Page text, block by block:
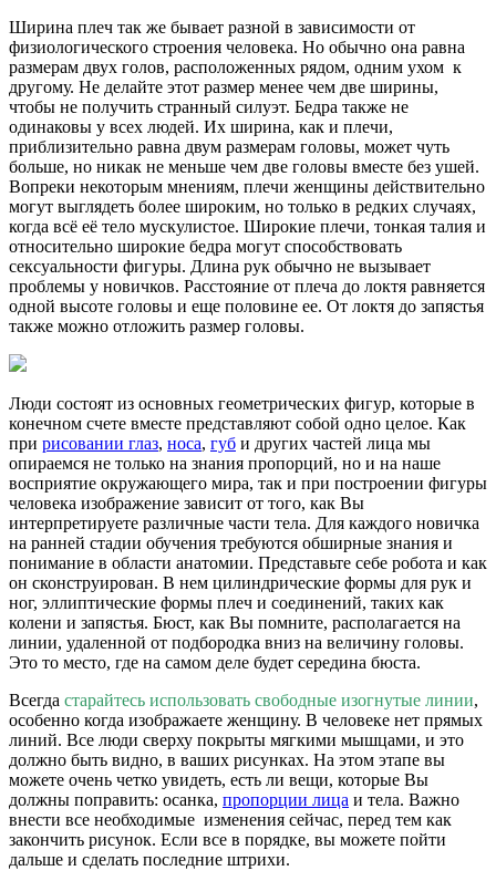
Ширина плеч так же бывает разной в зависимости от
физиологического строения человека. Но обычно она равна
размерам двух голов, расположенных рядом, одним ухом к
другому. Не делайте этот размер менее чем две ширины,
чтобы не получить странный силуэт. Бедра также не
одинаковы у всех людей. Их ширина, как и плечи,
приблизительно равна двум размерам головы, может чуть
больше, но никак не меньше чем две головы вместе без ушей.
Вопреки некоторым мнениям, плечи женщины действительно
могут выглядеть более широким, но только в редких случаях,
когда всё её тело мускулистое. Широкие плечи, тонкая талия и
относительно широкие бедра могут способствовать
сексуальности фигуры. Длина рук обычно не вызывает
проблемы у новичков. Расстояние от плеча до локтя равняется
одной высоте головы и еще половине ее. От локтя до запястья
также можно отложить размер головы.
Люди состоят из основных геометрических фигур, которые в
конечном счете вместе представляют собой одно целое. Как
при рисовании глаз, носа, губ и других частей лица мы
опираемся не только на знания пропорций, но и на наше
восприятие окружающего мира, так и при построении фигуры
человека изображение зависит от того, как Вы
интерпретируете различные части тела. Для каждого новичка
на ранней стадии обучения требуются обширные знания и
понимание в области анатомии. Представьте себе робота и как
он сконструирован. В нем цилиндрические формы для рук и
ног, эллиптические формы плеч и соединений, таких как
колени и запястья. Бюст, как Вы помните, располагается на
линии, удаленной от подбородка вниз на величину головы.
Это то место, где на самом деле будет середина бюста.
Всегда старайтесь использовать свободные изогнутые линии,
особенно когда изображаете женщину. В человеке нет прямых
линий. Все люди сверху покрыты мягкими мышцами, и это
должно быть видно, в ваших рисунках. На этом этапе вы
можете очень четко увидеть, есть ли вещи, которые Вы
должны поправить: осанка, пропорции лица и тела. Важно
внести все необходимые изменения сейчас, перед тем как
закончить рисунок. Если все в порядке, вы можете пойти
дальше и сделать последние штрихи.